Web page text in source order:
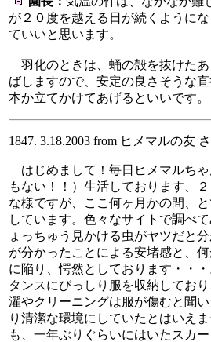
が２０度を越える日が続くように
ていいと思います。
羽化のときは、蛹の殻を抜けた
ばしますので、安定の良さそうな
本か立てかけてあげるといいです。
1847. 3.18.2003 from ヒメマルの友
はじめまして！毎日ヒメマルち
もない！！）生活しております、
な様ですが、ここ何ヶ月かの間、
しています。色々なサイトで調べ
ょっちゅう見かける虫がヤツだと
が分かったことによる安堵感と、
に陥り、愕然としております・・
タンスにびっしり服を収納してお
濯やクリーニングは服が傷むと聞
り清潔な環境にしていたとはいえ
も、一年ぶりぐらいにはいたスカ